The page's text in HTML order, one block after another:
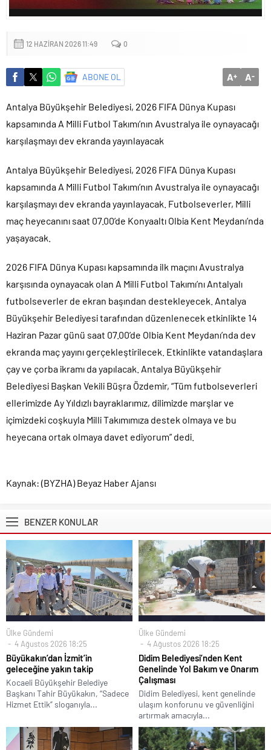
12 HAZIRAN 2026 11:49 0
ABONE OL A+ A-
Antalya Büyükşehir Belediyesi, 2026 FIFA Dünya Kupası
kapsamında A Milli Futbol Takımı’nın Avustralya ile oynayacağı
karşılaşmayı dev ekranda yayınlayacak
Antalya Büyükşehir Belediyesi, 2026 FIFA Dünya Kupası
kapsamında A Milli Futbol Takımı’nın Avustralya ile oynayacağı
karşılaşmayı dev ekranda yayınlayacak. Futbolseverler, Milli
maç heyecanını saat 07.00’de Konyaaltı Olbia Kent Meydanı’nda
yaşayacak.
2026 FIFA Dünya Kupası kapsamında ilk maçını Avustralya
karşısında oynayacak olan A Milli Futbol Takımı’nı Antalyalı
futbolseverler de ekran başından destekleyecek. Antalya
Büyükşehir Belediyesi tarafından düzenlenecek etkinlikte 14
Haziran Pazar günü saat 07.00’de Olbia Kent Meydanı’nda dev
ekranda maç yayını gerçekleştirilecek. Etkinlikte vatandaşlara
çay ve çorba ikramı da yapılacak. Antalya Büyükşehir
Belediyesi Başkan Vekili Büşra Özdemir, “Tüm futbolseverleri
ellerimizde Ay Yıldızlı bayraklarımız, dilimizde marşlar ve
içimizdeki coşkuyla Milli Takımımıza destek olmaya ve bu
heyecana ortak olmaya davet ediyorum” dedi.
Kaynak: (BYZHA) Beyaz Haber Ajansı
BENZER KONULAR
Ülke Gündemi
4 Ağustos 2026 18:25
Büyükakın’dan İzmit’in
geleceğine yakın takip
Kocaeli Büyükşehir Belediye
Başkanı Tahir Büyükakın, “Sadece
Hizmet Ettik” sloganıyla...
Ülke Gündemi
4 Ağustos 2026 18:25
Didim Belediyesi’nden Kent
Genelinde Yol Bakım ve Onarım
Çalışması
Didim Belediyesi, kent genelinde
ulaşım konforunu ve güvenliğini
artırmak amacıyla...